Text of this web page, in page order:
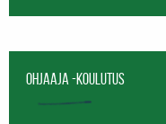
Ohjaaja -koulutus